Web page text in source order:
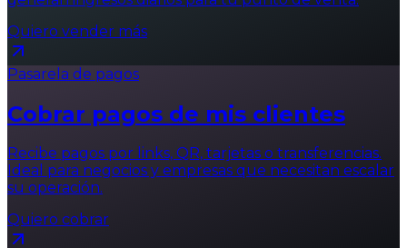
Quiero vender más
Pasarela de pagos
Cobrar pagos de mis clientes
Recibe pagos por links, QR, tarjetas o transferencias.
Ideal para negocios y empresas que necesitan escalar
su operación.
Quiero cobrar